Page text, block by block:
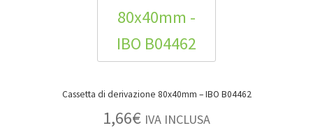
Cassetta di derivazione 80x40mm – IBO B04462
1,66€ IVA INCLUSA